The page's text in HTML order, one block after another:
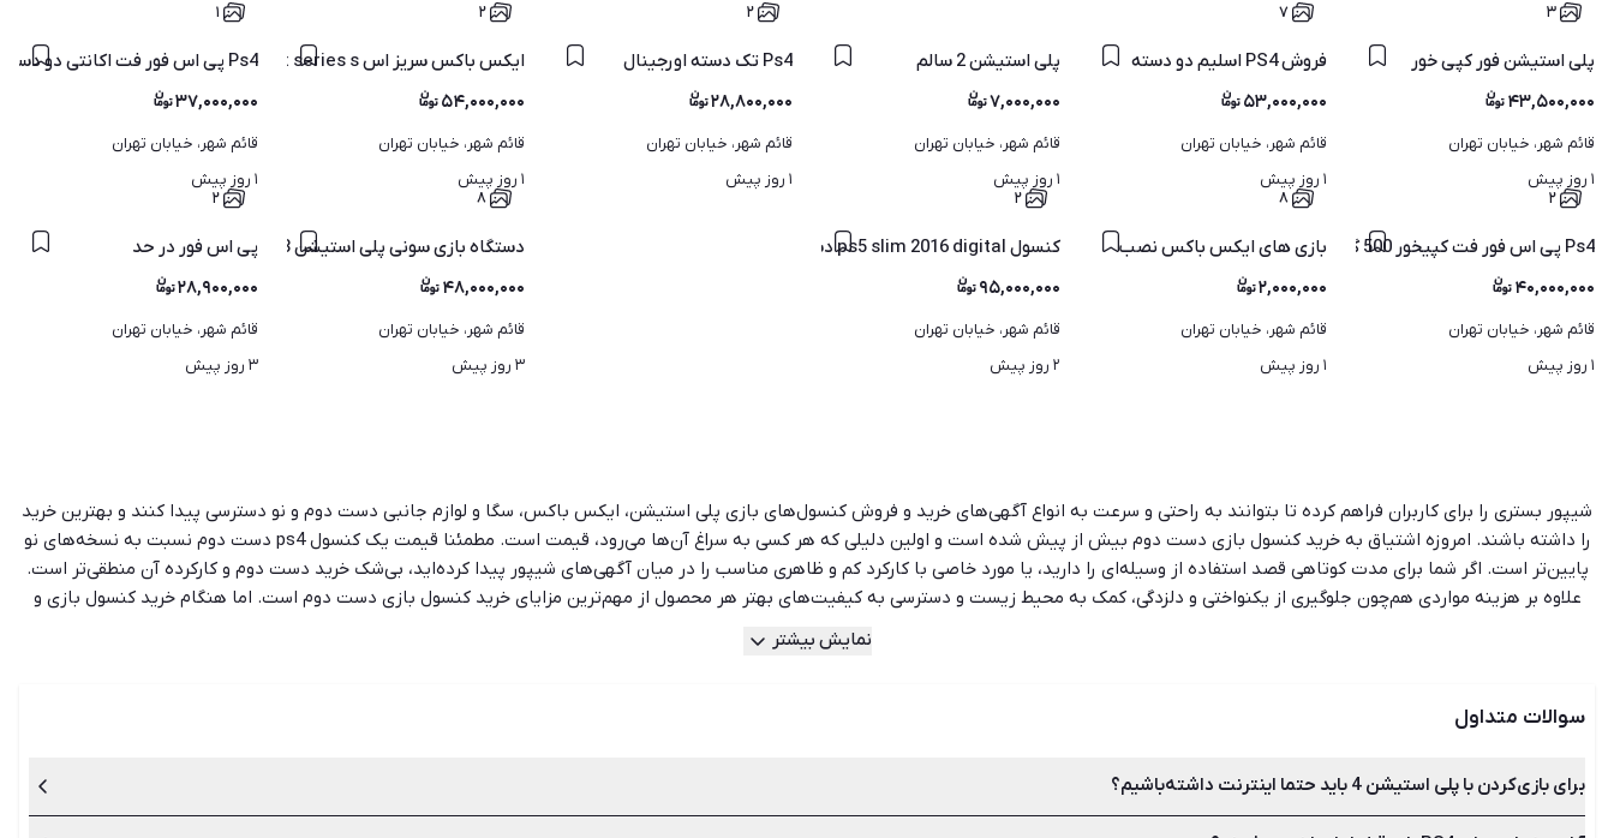
۳
پلی استیشن فور کپی خور
۴۳,۵۰۰,۰۰۰
قائم شهر، خیابان تهران
۱ روز پیش
۷
فروش PS4 اسلیم دو دسته
۵۳,۰۰۰,۰۰۰
قائم شهر، خیابان تهران
۱ روز پیش
پلی استیشن 2 سالم
۷,۰۰۰,۰۰۰
قائم شهر، خیابان تهران
۱ روز پیش
۲
Ps4 تک دسته اورجینال
۲۸,۸۰۰,۰۰۰
قائم شهر، خیابان تهران
۱ روز پیش
۲
ایکس باکس سریز اس xbox series s هم کیفیت با ps5
۵۴,۰۰۰,۰۰۰
قائم شهر، خیابان تهران
۱ روز پیش
۱
Ps4 پی اس فور فت اکانتی دو دسته اکبند فول بازی
۳۷,۰۰۰,۰۰۰
قائم شهر، خیابان تهران
۱ روز پیش
۲
Ps4 پی اس فور فت کپیخور 500 گیگ دو دسته اکبند فول گیم
۴۰,۰۰۰,۰۰۰
قائم شهر، خیابان تهران
۱ روز پیش
۸
بازی های ایکس باکس نصب
۲,۰۰۰,۰۰۰
قائم شهر، خیابان تهران
۱ روز پیش
۲
کنسول ps5 slim 2016 digital دسته اصلی 1tb یک ترا
۹۵,۰۰۰,۰۰۰
قائم شهر، خیابان تهران
۲ روز پیش
۸
دستگاه بازی سونی پلی استیشن 3 سوپر اسلیم کپی خور
۴۸,۰۰۰,۰۰۰
قائم شهر، خیابان تهران
۳ روز پیش
۲
پی اس فور در حد
۲۸,۹۰۰,۰۰۰
قائم شهر، خیابان تهران
۳ روز پیش
شیپور بستری را برای کاربران فراهم کرده تا بتوانند به راحتی و سرعت به انواع آگهی‌های خرید و فروش کنسول‌های بازی پلی استیشن، ایکس باکس، سگا و لوازم جانبی دست دوم و نو دسترسی پیدا کنند و بهترین خرید
را داشته باشند. امروزه اشتیاق به خرید کنسول بازی دست دوم بیش از پیش شده است و اولین دلیلی که هر کسی به سراغ آن‌ها می‌رود، قیمت است. مطمئنا قیمت یک کنسول ps4 دست دوم نسبت به نسخه‌های نو
پایین‌تر است. اگر شما برای مدت کوتاهی قصد استفاده از وسیله‌ای را دارید، یا مورد خاصی با کارکرد کم و ظاهری مناسب را در میان آگهی‌های شیپور پیدا کرده‌اید، بی‌شک خرید دست دوم و کارکرده آن منطقی‌تر است.
علاوه بر هزینه مواردی هم‌چون جلوگیری از یکنواختی و دلزدگی، کمک به محیط زیست و دسترسی به کیفیت‌های بهتر هر محصول از مهم‌ترین مزایای خرید کنسول بازی دست دوم است. اما هنگام خرید کنسول بازی و
لوازم جانبی دست دوم باید نکات زیادی را در نظر داشته باشید. زیرا این کار می‌تواند معایبی هم‌چون استهلاک بالا، خراب‌شدن زودهنگام این وسایل، ظاهر کهنه، نداشتن ضمانت و اطمینان کم‌تر را به همراه داشته
باشد. البته شیپور تنها بستری برای خرید و فروش کنسول دست دوم نبوده و انواع آگهی‌های نو را می‌توانید در آن پیدا کنید.
نمایش بیشتر
سوالات متداول
برای بازی‌کردن با پلی استیشن 4 باید حتما اینترنت داشته‌باشیم؟